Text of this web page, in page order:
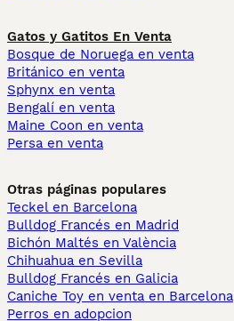
Gatos y Gatitos En Venta
Bosque de Noruega en venta
Británico en venta
Sphynx en venta
Bengalí en venta
Maine Coon en venta
Persa en venta
Otras páginas populares
Teckel en Barcelona
Bulldog Francés en Madrid
Bichón Maltés en València
Chihuahua en Sevilla
Bulldog Francés en Galicia
Caniche Toy en venta en Barcelona
Perros en adopcion